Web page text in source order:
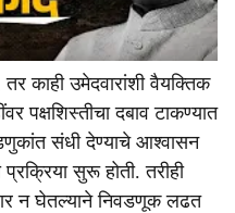
काही उमेदवारांशी वैयक्तिक
पक्षशिस्तीचा दबाव टाकण्यात
संधी देण्याचे आश्वासन
सुरू होती. तरीही
न घेतल्याने निवडणूक लढत